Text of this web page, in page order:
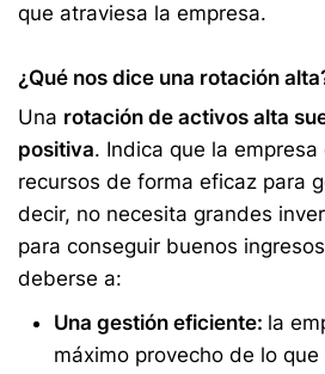
que atraviesa la empresa.
¿Qué nos dice una rotación
Una rotación de activos alta
positiva. Indica que la
recursos de forma eficaz para
decir, no necesita grandes
para conseguir buenos
deberse a:
Una gestión eficiente: la
máximo provecho de lo